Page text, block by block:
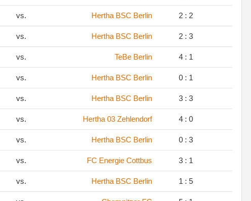
vs. Hertha BSC Berlin 2 : 2
vs. Hertha BSC Berlin 2 : 3
vs. TeBe Berlin 4 : 1
vs. Hertha BSC Berlin 0 : 1
vs. Hertha BSC Berlin 3 : 3
vs. Hertha 03 Zehlendorf 4 : 0
vs. Hertha BSC Berlin 0 : 3
vs. FC Energie Cottbus 3 : 1
vs. Hertha BSC Berlin 1 : 5